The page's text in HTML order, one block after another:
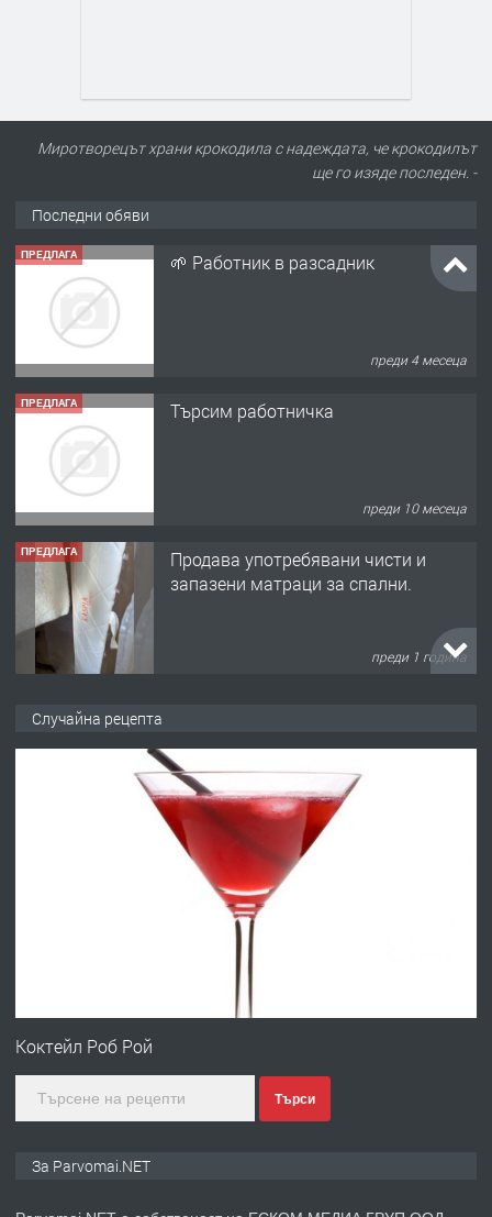
Миротворецът храни крокодила с надеждата, че крокодилът
ще го изяде последен. -
Последни обяви
ПРЕДЛАГА 🌱 Работник в разсадник
преди 4 месеца
ПРЕДЛАГА Търсим работничка
преди 10 месеца
ПРЕДЛАГА
Продава употребявани чисти и
запазени матраци за спални.
преди 1 година
Първи поход "По стъпките на Ангел
Войвода"
Монтажник на малки детайли за
Случайна рецепта
Коктейл Роб Рой
Търси
За Parvomai.NET